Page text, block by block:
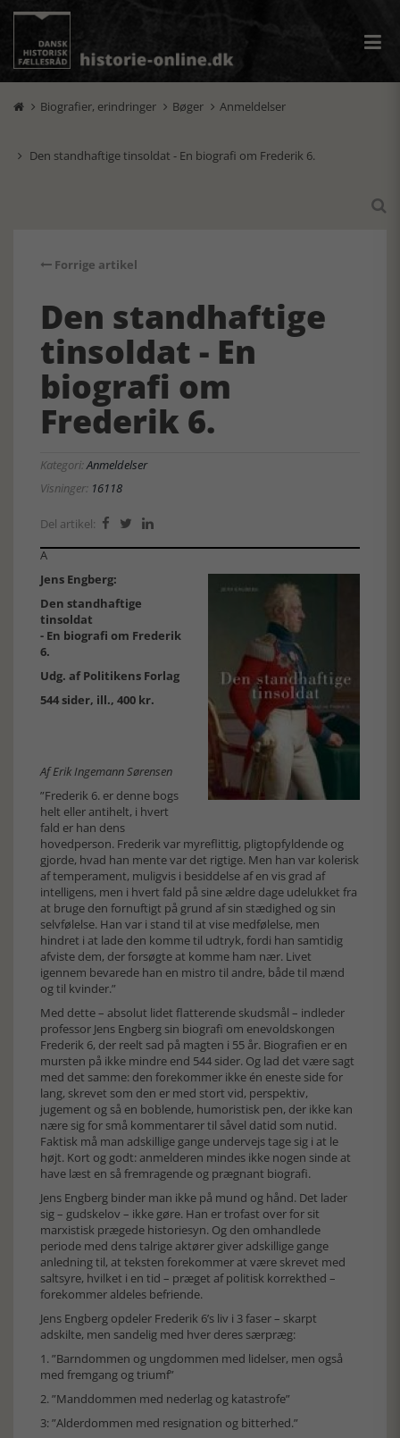
 Biografier, erindringer  Bøger  Anmeldelser
 Den standhaftige tinsoldat - En biografi om Frederik 6.

Forrige artikel
Den standhaftige
tinsoldat - En
biografi om
Frederik 6.
Kategori:Anmeldelser
Visninger: 16118
Del artikel:   
A
Jens Engberg:
Den standhaftige
tinsoldat
- En biografi om Frederik
6.
Udg. af Politikens Forlag
544 sider, ill., 400 kr.
Af Erik Ingemann Sørensen
”Frederik 6. er denne bogs
helt eller antihelt, i hvert
fald er han dens
hovedperson. Frederik var myreflittig, pligtopfyldende og
gjorde, hvad han mente var det rigtige. Men han var kolerisk
af temperament, muligvis i besiddelse af en vis grad af
intelligens, men i hvert fald på sine ældre dage udelukket fra
at bruge den fornuftigt på grund af sin stædighed og sin
selvfølelse. Han var i stand til at vise medfølelse, men
hindret i at lade den komme til udtryk, fordi han samtidig
afviste dem, der forsøgte at komme ham nær. Livet
igennem bevarede han en mistro til andre, både til mænd
og til kvinder.”
Med dette – absolut lidet flatterende skudsmål – indleder
professor Jens Engberg sin biografi om enevoldskongen
Frederik 6, der reelt sad på magten i 55 år. Biografien er en
mursten på ikke mindre end 544 sider. Og lad det være sagt
med det samme: den forekommer ikke én eneste side for
lang, skrevet som den er med stort vid, perspektiv,
jugement og så en boblende, humoristisk pen, der ikke kan
nære sig for små kommentarer til såvel datid som nutid.
Faktisk må man adskillige gange undervejs tage sig i at le
højt. Kort og godt: anmelderen mindes ikke nogen sinde at
have læst en så fremragende og prægnant biografi.
Jens Engberg binder man ikke på mund og hånd. Det lader
sig – gudskelov – ikke gøre. Han er trofast over for sit
marxistisk prægede historiesyn. Og den omhandlede
periode med dens talrige aktører giver adskillige gange
anledning til, at teksten forekommer at være skrevet med
saltsyre, hvilket i en tid – præget af politisk korrekthed –
forekommer aldeles befriende.
Jens Engberg opdeler Frederik 6’s liv i 3 faser – skarpt
adskilte, men sandelig med hver deres særpræg:
1. ”Barndommen og ungdommen med lidelser, men også
med fremgang og triumf”
2. ”Manddommen med nederlag og katastrofe”
3: ”Alderdommen med resignation og bitterhed.”